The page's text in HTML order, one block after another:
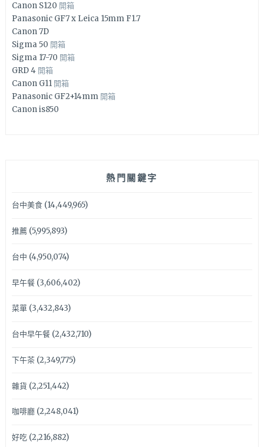
Canon S120 開箱
Panasonic GF7 x Leica 15mm F1.7
Canon 7D
Sigma 50 開箱
Sigma 17-70 開箱
GRD 4 開箱
Canon G11 開箱
Panasonic GF2+14mm 開箱
Canon is850
熱門關鍵字
台中美食(14,449,965)
推薦(5,995,893)
台中 (4,950,074)
早午餐(3,606,402)
菜單(3,432,843)
台中早午餐(2,432,710)
下午茶(2,349,775)
雜貨 (2,251,442)
咖啡廳(2,248,041)
好吃(2,216,882)